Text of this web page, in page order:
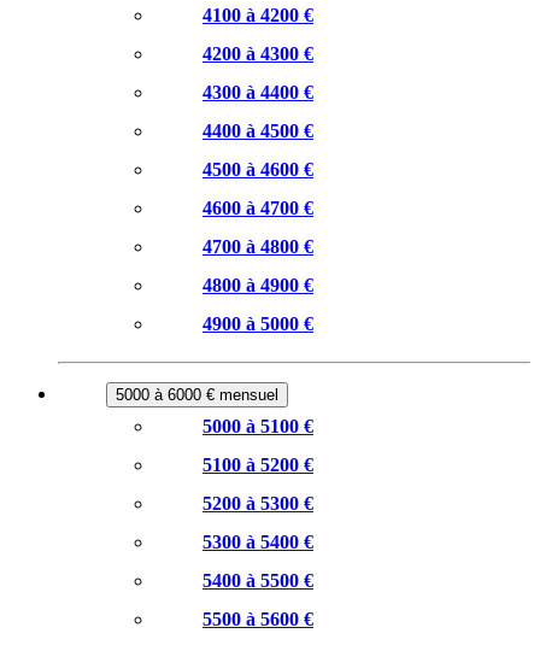
4100 à 4200 €
4200 à 4300 €
4300 à 4400 €
4400 à 4500 €
4500 à 4600 €
4600 à 4700 €
4700 à 4800 €
4800 à 4900 €
4900 à 5000 €
5000 à 6000 € mensuel
5000 à 5100 €
5100 à 5200 €
5200 à 5300 €
5300 à 5400 €
5400 à 5500 €
5500 à 5600 €